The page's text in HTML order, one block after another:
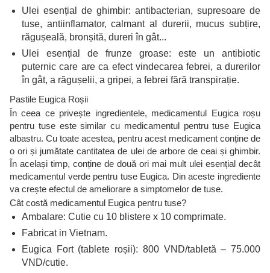
Ulei esențial de ghimbir: antibacterian, supresoare de
tuse, antiinflamator, calmant al durerii, mucus subțire,
răgușeală, bronșită, dureri în gât...
Ulei esențial de frunze groase: este un antibiotic
puternic care are ca efect vindecarea febrei, a durerilor
în gât, a răgușelii, a gripei, a febrei fără transpirație.
Pastile Eugica Roșii
În ceea ce privește ingredientele, medicamentul Eugica roșu
pentru tuse este similar cu medicamentul pentru tuse Eugica
albastru. Cu toate acestea, pentru acest medicament conține de
o ori și jumătate cantitatea de ulei de arbore de ceai și ghimbir.
În același timp, conține de două ori mai mult ulei esențial decât
medicamentul verde pentru tuse Eugica. Din aceste ingrediente
va crește efectul de ameliorare a simptomelor de tuse.
Cât costă medicamentul Eugica pentru tuse?
Ambalare: Cutie cu 10 blistere x 10 comprimate.
Fabricat in Vietnam.
Eugica Fort (tablete roșii): 800 VND/tabletă – 75.000
VND/cutie.